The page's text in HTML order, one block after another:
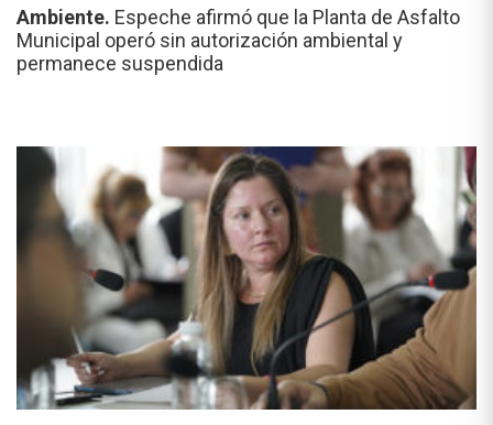
Ambiente. Espeche afirmó que la Planta de Asfalto
Municipal operó sin autorización ambiental y
permanece suspendida